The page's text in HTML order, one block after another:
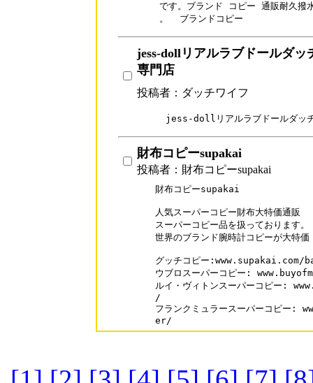
です。ブランド コピー 通販耐久撥
。  ブランドコピー
jess-dollリアルラブドールダッ
専門店
投稿者：ダッチワイフ
jess-dollリアルラブドールダッ
財布コピーsupakai
投稿者：財布コピーsupakai
財布コピーsupakai
人気スーパーコピー財布大特価通販
スーパーコピー品を扱っております。
世界のブランド腕時計コピーが大特価
グッチコピー:www.supakai.com/
ウブロスーパーコピー:
ルイ・ヴィトンスーパーコピー:
/
フランクミュラースーパーコピ
er/